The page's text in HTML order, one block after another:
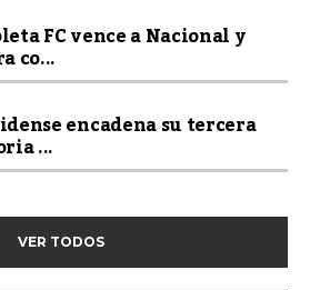
FC vence a Nacional y
co...
encadena su tercera
...
VER TODOS